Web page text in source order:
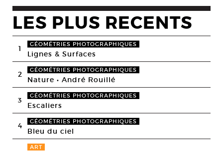
LES PLUS RECENTS
1 GÉOMÉTRIES PHOTOGRAPHIQUES
Lignes & Surfaces
2 GÉOMÉTRIES PHOTOGRAPHIQUES
Nature • André Rouillé
3 GÉOMÉTRIES PHOTOGRAPHIQUES
Escaliers
4 GÉOMÉTRIES PHOTOGRAPHIQUES
Bleu du ciel
ART